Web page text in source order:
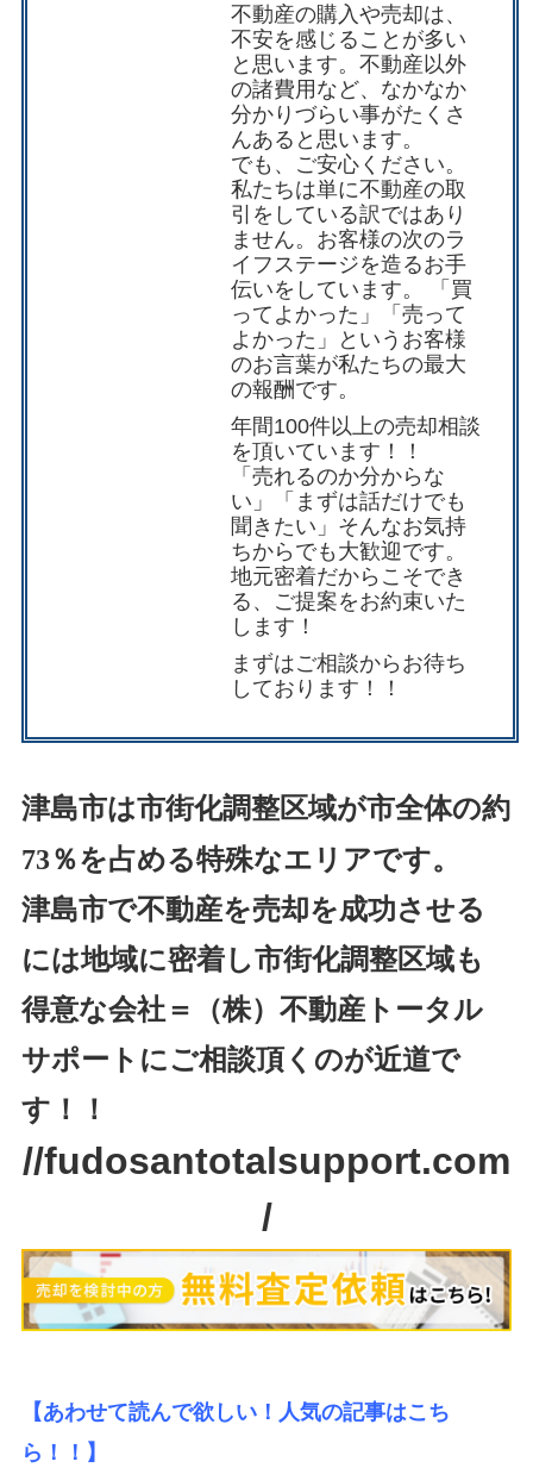
不動産の購入や売却は、
不安を感じることが多い
と思います。不動産以外
の諸費用など、なかなか
分かりづらい事がたくさ
んあると思います。
でも、ご安心ください。
私たちは単に不動産の取
引をしている訳ではあり
ません。お客様の次のラ
イフステージを造るお手
伝いをしています。 「買
ってよかった」「売って
よかった」というお客様
のお言葉が私たちの最大
の報酬です。
年間100件以上の売却相談
を頂いています！！
「売れるのか分からな
い」「まずは話だけでも
聞きたい」そんなお気持
ちからでも大歓迎です。
地元密着だからこそでき
る、ご提案をお約束いた
します！
まずはご相談からお待ち
しております！！
津島市は市街化調整区域が市全体の約
73％を占める特殊なエリアです。
津島市で不動産を売却を成功させる
には地域に密着し市街化調整区域も
得意な会社＝（株）不動産トータル
サポートにご相談頂くのが近道で
す！！
//fudosantotalsupport.com
/
【あわせて読んで欲しい！人気の記事はこち
ら！！】